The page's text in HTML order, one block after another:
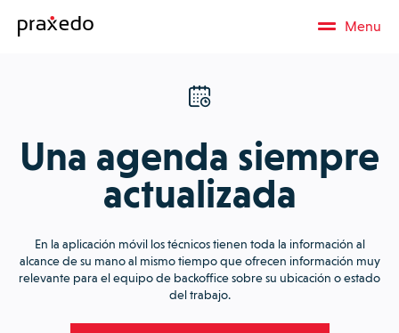
Menu
Una agenda siempre
actualizada
En la aplicación móvil los técnicos tienen toda la información al
alcance de su mano al mismo tiempo que ofrecen información muy
relevante para el equipo de backoffice sobre su ubicación o estado
del trabajo.